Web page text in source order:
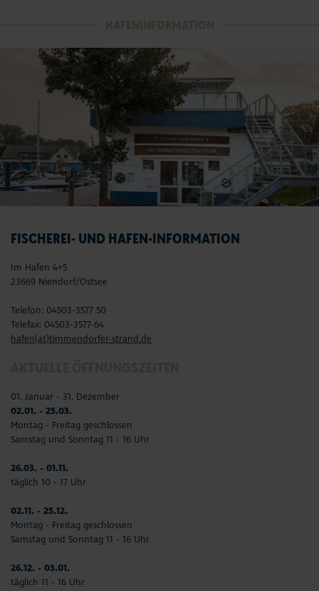
FISCHEREI- UND HAFEN-INFORMATION
Im Hafen 4+5
23669 Niendorf/Ostsee
Telefon: 04503-3577 50
Telefax: 04503-3577-64
hafen(at)timmendorfer-strand.de
01. Januar - 31. Dezember
02.01. - 25.03.
Montag - Freitag geschlossen
Samstag und Sonntag 11 - 16 Uhr
26.03. - 01.11.
täglich 10 - 17 Uhr
02.11. - 25.12.
Montag - Freitag geschlossen
Samstag und Sonntag 11 - 16 Uhr
26.12. - 03.01.
täglich 11 - 16 Uhr